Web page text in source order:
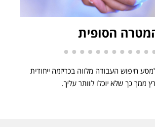
הסופית
חיפוש העבודה מלווה בכריזמה ייחודית
ממך כך שלא יוכלו לוותר עליך.